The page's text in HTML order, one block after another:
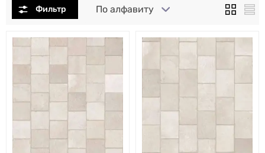
По алфавиту